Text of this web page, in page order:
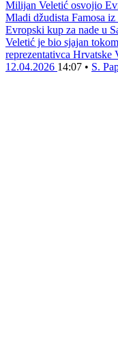
Milijan Veletić osvojio
Mladi džudista Famosa
Evropski kup za nade u
Veletić je bio sjajan
reprezentativca Hrvatske
12.04.2026 14:07 • S.